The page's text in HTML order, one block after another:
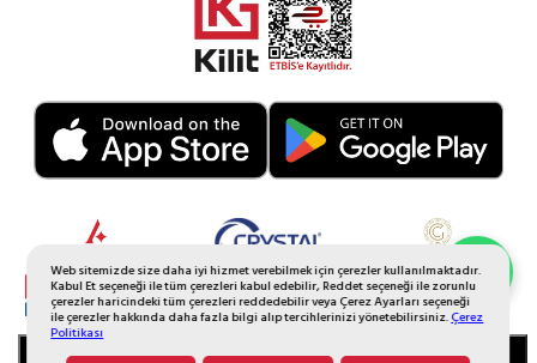
Web sitemizde size daha iyi hizmet verebilmek için çerezler kullanılmaktadır.
Kabul Et seçeneği ile tüm çerezleri kabul edebilir, Reddet seçeneği ile zorunlu
çerezler haricindeki tüm çerezleri reddedebilir veya Çerez Ayarları seçeneği
ile çerezler hakkında daha fazla bilgi alıp tercihlerinizi yönetebilirsiniz.Çerez
Politikası
Whatsapp Sipariş